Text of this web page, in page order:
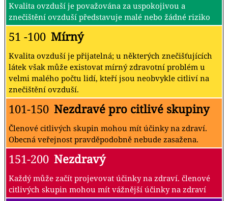
Kvalita ovzduší je považována za uspokojivou a
znečištění ovzduší představuje malé nebo žádné riziko
51 -100 Mírný
Kvalita ovzduší je přijatelná; u některých znečišťujících
látek však může existovat mírný zdravotní problém u
velmi malého počtu lidí, kteří jsou neobvykle citliví na
znečištění ovzduší.
101-150 Nezdravé pro citlivé skupiny
Členové citlivých skupin mohou mít účinky na zdraví.
Obecná veřejnost pravděpodobně nebude zasažena.
151-200 Nezdravý
Každý může začít projevovat účinky na zdraví. členové
citlivých skupin mohou mít vážnější účinky na zdraví